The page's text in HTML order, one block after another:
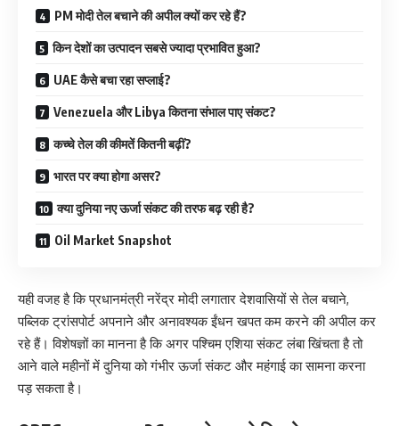
PM मोदी तेल बचाने की अपील क्यों कर रहे हैं?
किन देशों का उत्पादन सबसे ज्यादा प्रभावित हुआ?
UAE कैसे बचा रहा सप्लाई?
Venezuela और Libya कितना संभाल पाए संकट?
कच्चे तेल की कीमतें कितनी बढ़ीं?
भारत पर क्या होगा असर?
क्या दुनिया नए ऊर्जा संकट की तरफ बढ़ रही है?
Oil Market Snapshot
यही वजह है कि प्रधानमंत्री नरेंद्र मोदी लगातार देशवासियों से तेल बचाने,
पब्लिक ट्रांसपोर्ट अपनाने और अनावश्यक ईंधन खपत कम करने की अपील कर
रहे हैं। विशेषज्ञों का मानना है कि अगर पश्चिम एशिया संकट लंबा खिंचता है तो
आने वाले महीनों में दुनिया को गंभीर ऊर्जा संकट और महंगाई का सामना करना
पड़ सकता है।